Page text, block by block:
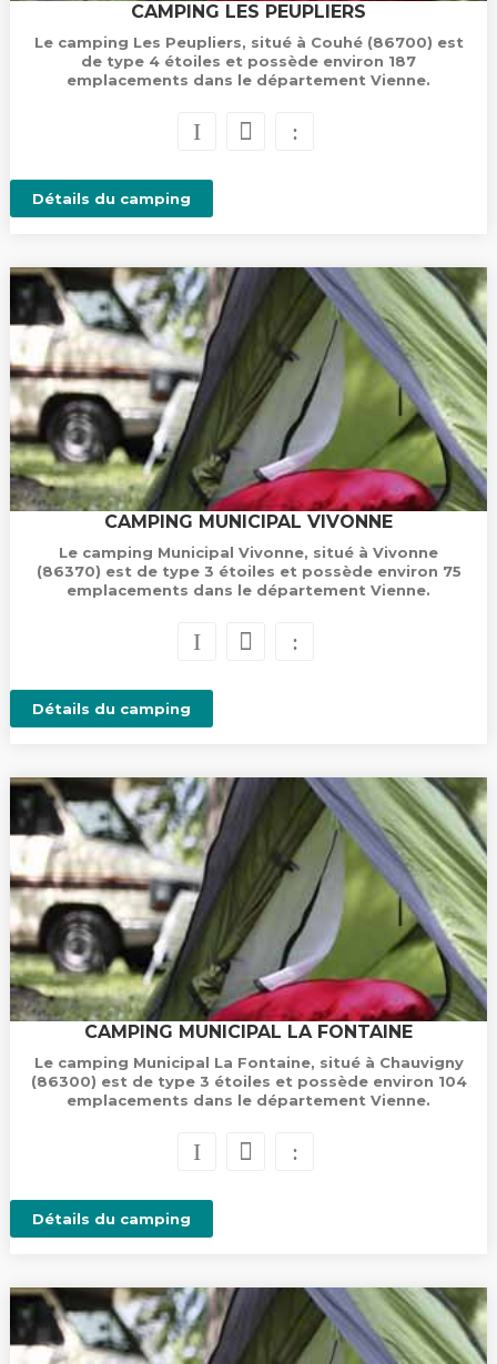
CAMPING LES PEUPLIERS
Le camping Les Peupliers, situé à Couhé (86700) est
de type 4 étoiles et possède environ 187
emplacements dans le département Vienne.
Détails du camping
CAMPING MUNICIPAL VIVONNE
Le camping Municipal Vivonne, situé à Vivonne
(86370) est de type 3 étoiles et possède environ 75
emplacements dans le département Vienne.
Détails du camping
CAMPING MUNICIPAL LA FONTAINE
Le camping Municipal La Fontaine, situé à Chauvigny
(86300) est de type 3 étoiles et possède environ 104
emplacements dans le département Vienne.
Détails du camping